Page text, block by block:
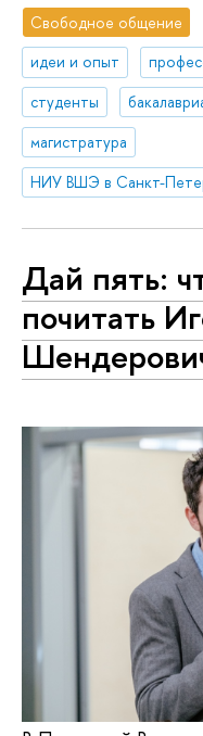
Свободное общение
идеи и опыт
студенты
магистратура
НИУ ВШЭ в Санкт-
Дай пять:
почитать